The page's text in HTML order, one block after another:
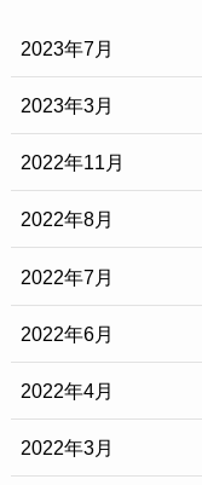
2023年7月
2023年3月
2022年11月
2022年8月
2022年7月
2022年6月
2022年4月
2022年3月